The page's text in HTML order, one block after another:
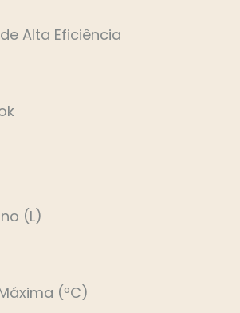
Alta Eficiência
(L)
(ºC)